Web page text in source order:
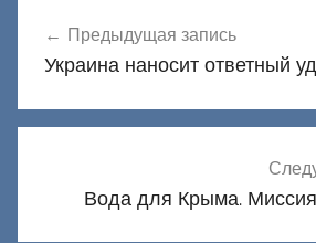
по
Предыдущая запись
Украина наносит ответный
Вода для Крыма.